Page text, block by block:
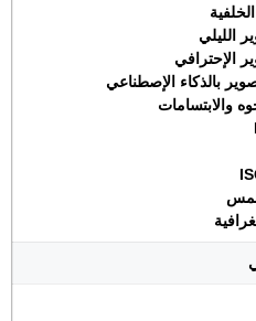
الليلي
الإحترافي
بالذكاء الإصطناعي
والابتسامات